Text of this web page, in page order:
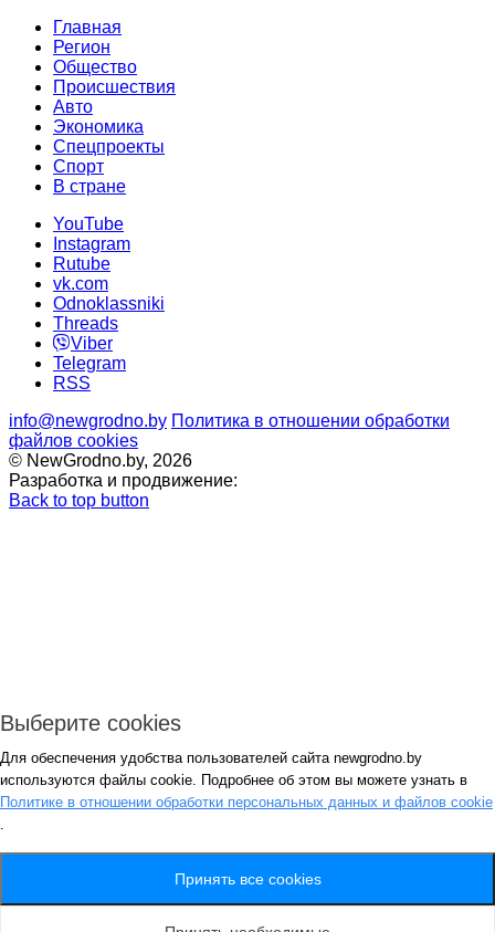
Главная
Регион
Общество
Происшествия
Авто
Экономика
Спецпроекты
Cпорт
В стране
YouTube
Instagram
Rutube
vk.com
Odnoklassniki
Threads
Viber
Telegram
RSS
info@newgrodno.by Политика в отношении обработки
файлов cookies
© NewGrodno.by, 2026
Разработка и продвижение:
Back to top button
Авторизация
*
Запомнить
Потеряли пароль ?
Генерация пароля
Выберите cookies
Для обеспечения удобства пользователей сайта newgrodno.by
используются файлы cookie. Подробнее об этом вы можете узнать в
Политике в отношении обработки персональных данных и файлов cookie
.
Принять все cookies